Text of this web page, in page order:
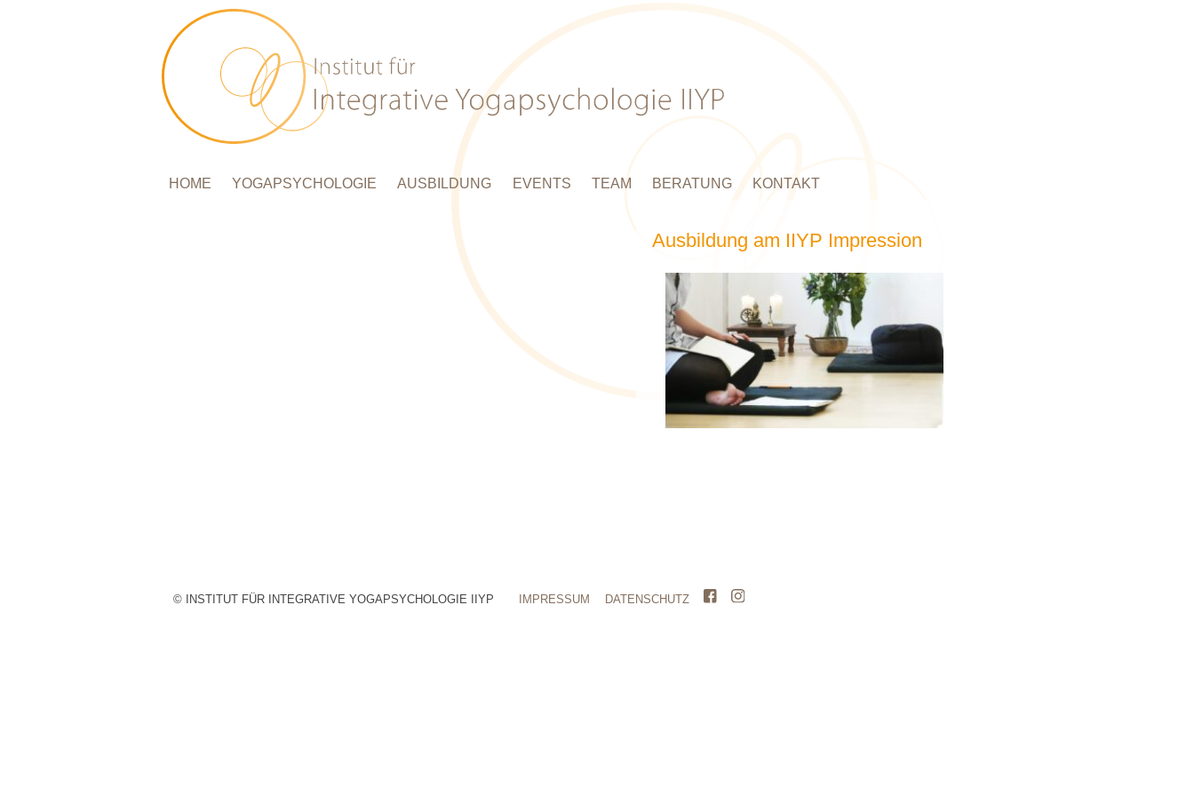
HOME YOGAPSYCHOLOGIE AUSBILDUNG EVENTS TEAM BERATUNG KONTAKT
Ausbildung am IIYP Impression
© INSTITUT FÜR INTEGRATIVE YOGAPSYCHOLOGIE IIYP IMPRESSUM DATENSCHUTZ